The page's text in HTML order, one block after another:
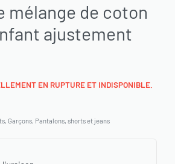
mélange de coton
ajustement
EN RUPTURE ET INDISPONIBLE.
, Garçons, Pantalons, shorts et jeans